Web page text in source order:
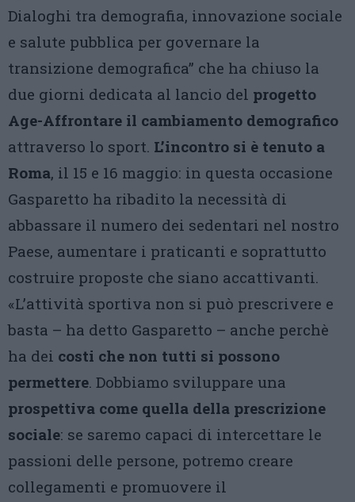
Dialoghi tra demografia, innovazione sociale
e salute pubblica per governare la
transizione demografica” che ha chiuso la
due giorni dedicata al lancio del progetto
Age-Affrontare il cambiamento demografico
attraverso lo sport. L’incontro si è tenuto a
Roma, il 15 e 16 maggio: in questa occasione
Gasparetto ha ribadito la necessità di
abbassare il numero dei sedentari nel nostro
Paese, aumentare i praticanti e soprattutto
costruire proposte che siano accattivanti.
«L’attività sportiva non si può prescrivere e
basta – ha detto Gasparetto – anche perchè
ha dei costi che non tutti si possono
permettere. Dobbiamo sviluppare una
prospettiva come quella della prescrizione
sociale: se saremo capaci di intercettare le
passioni delle persone, potremo creare
collegamenti e promuovere il